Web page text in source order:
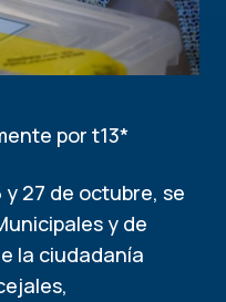
por t13*
27 de octubre, se
y de
la ciudadanía